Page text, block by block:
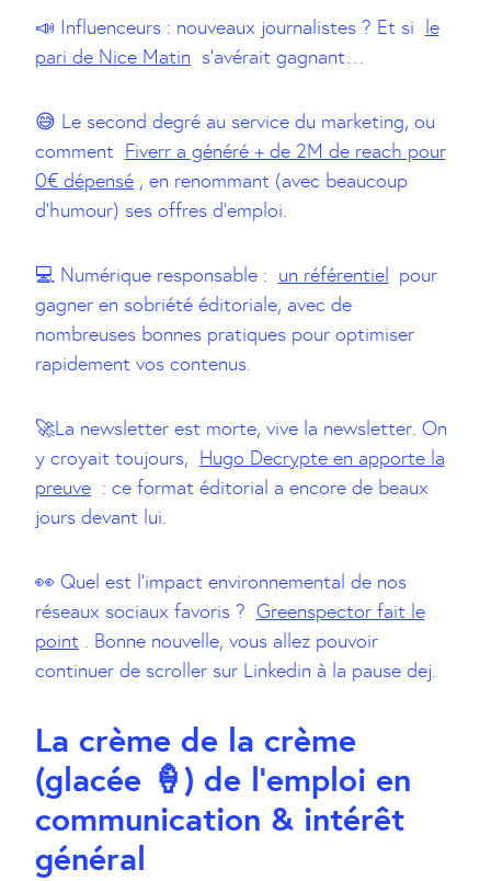
📣 Influenceurs : nouveaux journalistes ? Et si
le
pari de Nice Matin s’avérait gagnant…
😅 Le second degré au service du marketing, ou
comment Fiverr a généré + de 2M de reach pour
0€ dépensé , en renommant (avec beaucoup
d’humour) ses offres d’emploi.
💻 Numérique responsable : un référentiel
pour
gagner en sobriété éditoriale, avec de
nombreuses bonnes pratiques pour optimiser
rapidement vos contenus.
🚀La newsletter est morte, vive la newsletter. On
y croyait toujours, Hugo Decrypte en apporte la
preuve : ce format éditorial a encore de beaux
jours devant lui.
👀 Quel est l’impact environnemental de nos
réseaux sociaux favoris ? Greenspector fait le
point . Bonne nouvelle, vous allez pouvoir
continuer de scroller sur Linkedin à la pause dej.
La crème de la crème
(glacée 🍦) de l’emploi en
communication & intérêt
général